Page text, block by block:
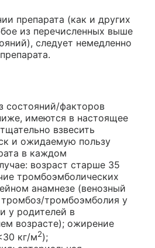
препарата (как и других
из перечисленных выше
следует немедленно
состояний/факторов
имеются в настоящее
взвесить
и ожидаемую пользу
в каждом
возраст старше 35
тромбоэмболических
анамнезе (венозный
тромбоэмболия у
у родителей в
возрасте); ожирение
кг/м2);